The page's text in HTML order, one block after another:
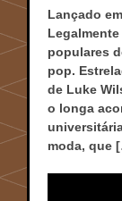
Lançado
populares
pop.
de Luke
o longa
moda, que